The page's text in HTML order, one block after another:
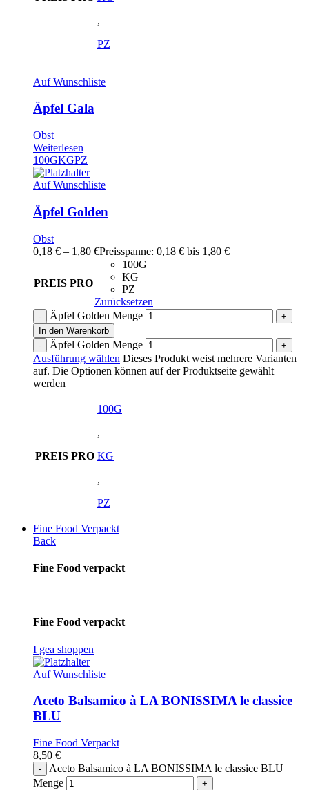
,
PZ
Auf Wunschliste
Äpfel Gala
Obst
Weiterlesen
100GKGPZ
Auf Wunschliste
Äpfel Golden
Obst
0,18 € – 1,80 €Preisspanne: 0,18 € bis 1,80 €
PREIS PRO
100G
KG
PZ
Zurücksetzen
Äpfel Golden Menge
In den Warenkorb
Äpfel Golden Menge
Ausführung wählen Dieses Produkt weist mehrere Varianten
auf. Die Optionen können auf der Produktseite gewählt
werden
PREIS PRO
100G
,
KG
,
PZ
Fine Food Verpackt
Back
Fine Food verpackt
Fine Food verpackt
I gea shoppen
Auf Wunschliste
Aceto Balsamico à LA BONISSIMA le classice
BLU
Fine Food Verpackt
8,50 €
Aceto Balsamico à LA BONISSIMA le classice BLU
Menge